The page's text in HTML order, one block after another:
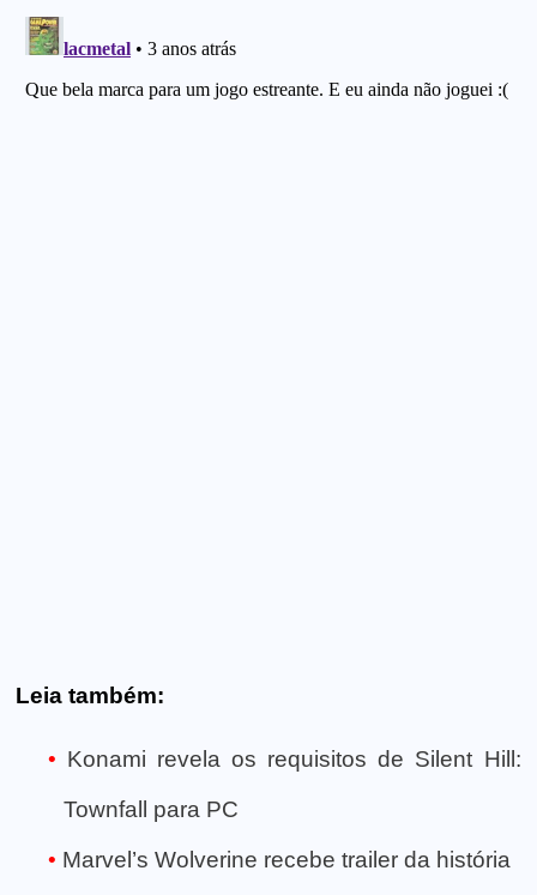
Leia também:
Konami revela os requisitos de Silent Hill:
Townfall para PC
Marvel’s Wolverine recebe trailer da história